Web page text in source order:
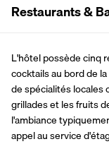
Restaurants &
L'hôtel possède cinq
cocktails au bord de
de spécialités locales
grillades et les fruits
l'ambiance
appel au service